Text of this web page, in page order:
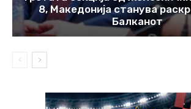
8, Македонија станува
Балканот